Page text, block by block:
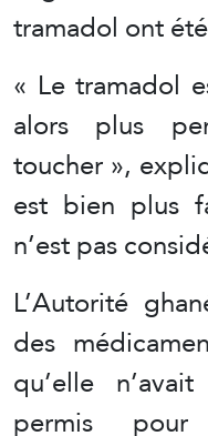
tramadol ont
« Le tramadol
alors plus
toucher »,
est bien plus
n’est pas
L’Autorité
des
qu’elle
permis